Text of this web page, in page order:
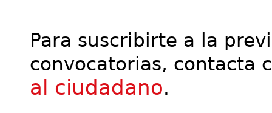
Para suscribirte a la
convocatorias, contacta
al ciudadano.